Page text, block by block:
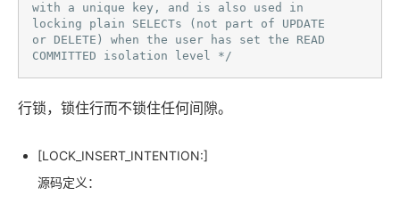
with a unique key, and is also used in
locking plain SELECTs (not part of UPDATE
or DELETE) when the user has set the READ
COMMITTED isolation level */
行锁，锁住行而不锁住任何间隙。
[LOCK_INSERT_INTENTION:]
源码定义：